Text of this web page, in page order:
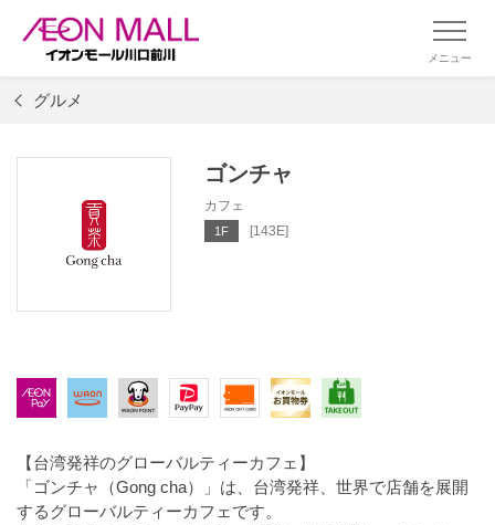
メニュー
グルメ
ゴンチャ
カフェ
1F [143E]
【台湾発祥のグローバルティーカフェ】
「ゴンチャ（Gong cha）」は、台湾発祥、世界で店舗を展開
するグローバルティーカフェです。